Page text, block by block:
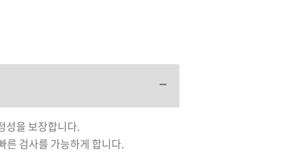
성을 보장합니다.
른 검사를 가능하게 합니다.